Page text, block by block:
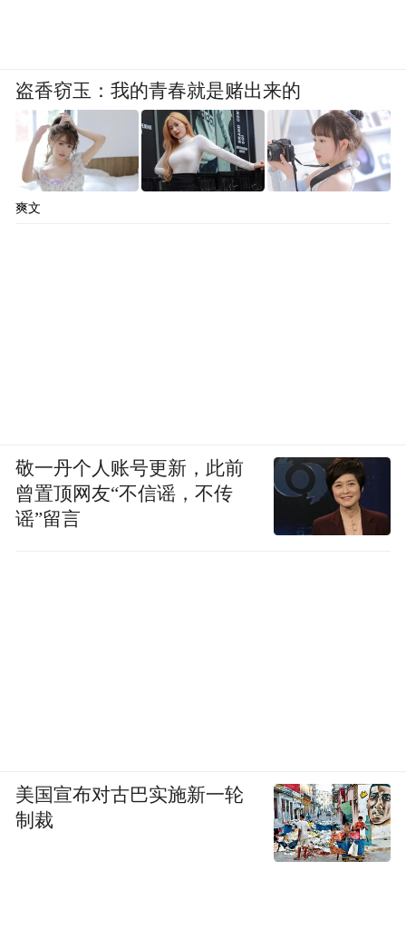
盗香窃玉：我的青春就是赌出来的
爽文
敬一丹个人账号更新，此前
曾置顶网友“不信谣，不传
谣”留言
美国宣布对古巴实施新一轮
制裁